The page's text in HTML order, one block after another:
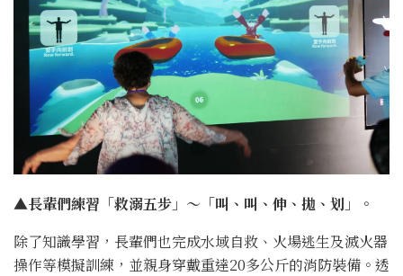
▲長輩們練習「救溺五步」～「叫、叫、伸、拋、划」。
除了知識學習，長輩們也完成水域自救、火場逃生及滅火器
操作等模擬訓練，並親身穿戴重達20多公斤的消防裝備。透